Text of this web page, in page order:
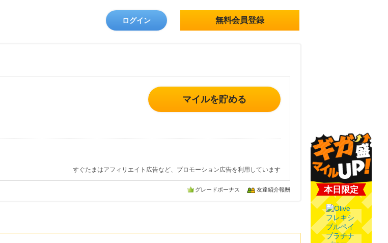
ログイン 無料会員登録
マイルを貯める
すぐたまはアフィリエイト広告など、プロモーション広告を利用しています
グレードボーナス 友達紹介報酬 本日限定